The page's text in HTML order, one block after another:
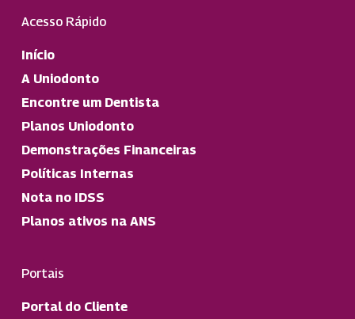
Acesso Rápido
Início
A Uniodonto
Encontre um Dentista
Planos Uniodonto
Demonstrações Financeiras
Políticas Internas
Nota no IDSS
Planos ativos na ANS
Portais
Portal do Cliente